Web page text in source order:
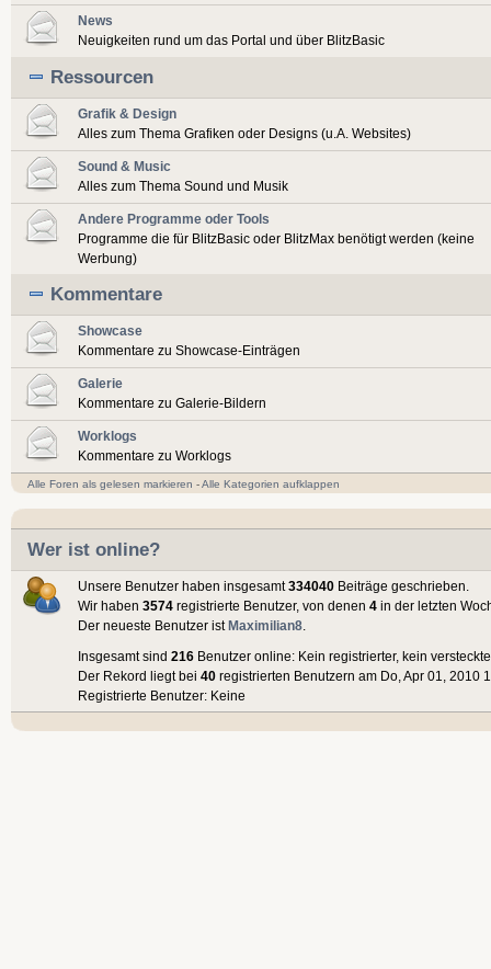
News
Neuigkeiten rund um das Portal und über BlitzBasic
Ressourcen
Grafik & Design
Alles zum Thema Grafiken oder Designs (u.A. Websites)
Sound & Music
Alles zum Thema Sound und Musik
Andere Programme oder Tools
Programme die für BlitzBasic oder BlitzMax benötigt werden (keine
Werbung)
Kommentare
Showcase
Kommentare zu Showcase-Einträgen
Galerie
Kommentare zu Galerie-Bildern
Worklogs
Kommentare zu Worklogs
Alle Foren als gelesen markieren -Alle Kategorien aufklappen
Wer ist online?
Unsere Benutzer haben insgesamt334040 Beiträge geschrieben.
Wir haben 3574 registrierte Benutzer, von denen 4 in der letzten
Der neueste Benutzer istMaximilian8
Insgesamt sind 216 Benutzer online: Kein registrierter, kein
Der Rekord liegt bei 40 registrierten Benutzern am Do, Apr 01, 2010
Registrierte Benutzer: Keine